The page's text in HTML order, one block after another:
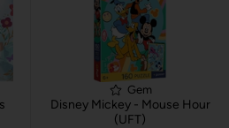
Gem
Disney Mickey - Mouse Hour
(UFT)